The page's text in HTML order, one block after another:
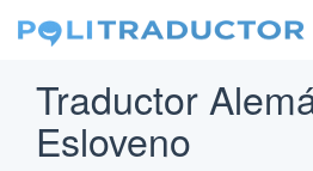
Traductor
Esloveno